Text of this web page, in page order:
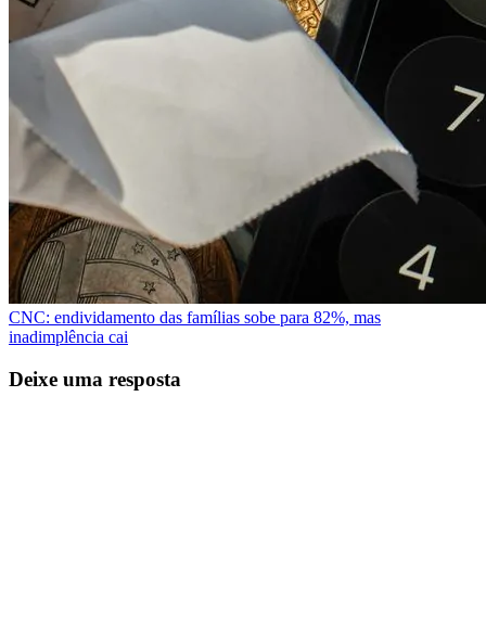
CNC: endividamento das famílias sobe para 82%, mas
inadimplência cai
Deixe uma resposta